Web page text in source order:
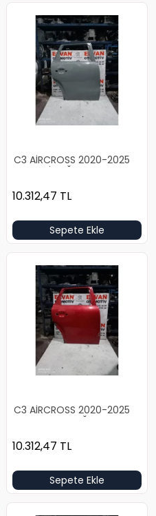
C3 AİRCROSS 2020-2025
BOŞ GRİ SAĞ ARKA KAPI
10.312,47 TL
Sepete Ekle
C3 AİRCROSS 2020-2025
BOŞ KIRMIZI SAĞ ARKA KAPI
10.312,47 TL
Sepete Ekle